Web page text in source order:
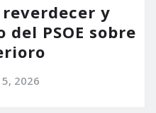
y
PSOE sobre
2026